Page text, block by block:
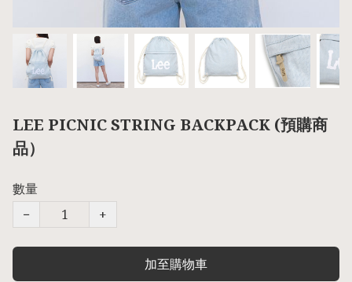
LEE PICNIC STRING BACKPACK (預購商
品）
數量
−
+
加至購物車